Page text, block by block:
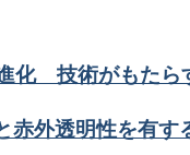
化 技術がもたら
赤外透明性を有す